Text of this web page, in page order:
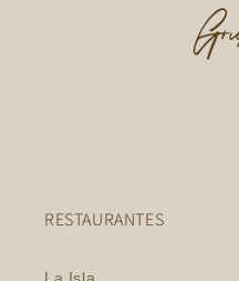
RESTAURANTES